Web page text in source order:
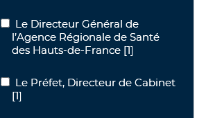
Le Directeur Général de l’Agence
Le Directeur Général de
l’Agence Régionale de Santé
des Hauts-de-France [1]
Le Préfet, Directeur de Cabinet
Le Préfet, Directeur de Cabinet
[1]